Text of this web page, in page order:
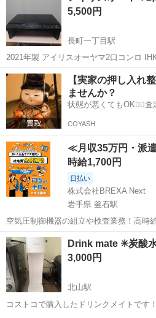
5,500円
長町一丁目駅
2021年製 アイリスオーヤマ2口コンロ
なし 動作確認済み問題なし 工事無しで
通常のガスコンロと同等サイズ 若林3丁
る方宜しくお願...
宮城 仙台市 長町一丁目駅 キ
【実家の押し入れ
ませんか？
状態が悪くてもOK🙆‍♀️査
COYASH
≪月収35万円・派
時給1,700円
日払い
株式会社BREXA Next
岩手県 釜石駅
空気圧制御機器の組立や検査業務！高時
務！嬉しい寮費無料！ワンルーム寮完備
内に無料駐車場あり★！《岩手県釜石市》 人気の工場のお仕事 ◇空
圧制御機器（シリンダ、バルブ...
岩手 釜石市 釜石駅 その他
Drink mate ✳︎炭酸
3,000円
北山駅
コストコで購入したドリンクメイトです！ 去年購入しました！ 使用し